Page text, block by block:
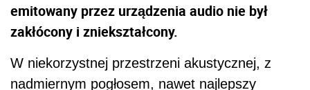
emitowany przez urządzenia audio nie był
zakłócony i zniekształcony.
W niekorzystnej przestrzeni akustycznej, z
nadmiernym pogłosem, nawet najlepszy